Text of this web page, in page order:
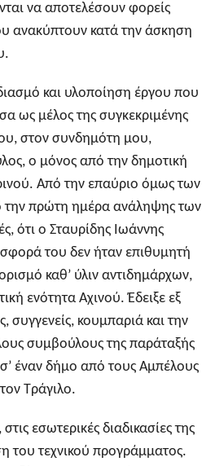
να αποτελέσουν φορείς
ανακύπτουν κατά την άσκηση
και υλοποίηση έργου που
ως μέλος της συγκεκριμένης
στον συνδημότη μου,
ο μόνος από την δημοτική
Από την επαύριο όμως των
την πρώτη ημέρα ανάληψης των
ότι ο Σταυρίδης Ιωάννης
του δεν ήταν επιθυμητή
καθ’ ύλιν αντιδημάρχων,
ενότητα Αχινού. Έδειξε εξ
συγγενείς, κουμπαριά και την
συμβούλους της παράταξής
έναν δήμο από τους Αμπέλους
Τράγιλο.
εσωτερικές διαδικασίες της
του τεχνικού προγράμματος.